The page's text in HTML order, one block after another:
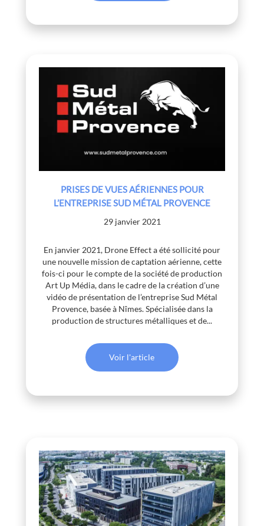
PRISES DE VUES AÉRIENNES POUR
L’ENTREPRISE SUD MÉTAL PROVENCE
29 janvier 2021
En janvier 2021, Drone Effect a été sollicité pour
une nouvelle mission de captation aérienne, cette
fois-ci pour le compte de la société de production
Art Up Média, dans le cadre de la création d’une
vidéo de présentation de l’entreprise Sud Métal
Provence, basée à Nîmes. Spécialisée dans la
production de structures métalliques et de...
Voir l'article